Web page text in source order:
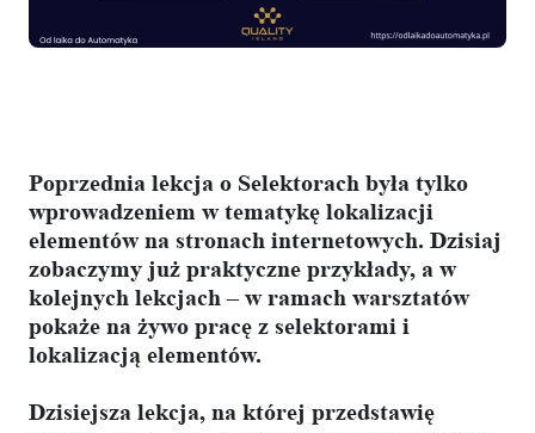
Poprzednia lekcja o Selektorach była tylko
wprowadzeniem w tematykę lokalizacji
elementów na stronach internetowych. Dzisiaj
zobaczymy już praktyczne przykłady, a w
kolejnych lekcjach – w ramach warsztatów
pokaże na żywo pracę z selektorami i
lokalizacją elementów.
Dzisiejsza lekcja, na której przedstawię